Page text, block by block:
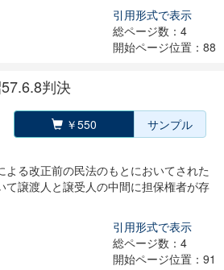
引用形式で表示
総ページ数：4
開始ページ位置：88
判決
￥550 サンプル
よる改正前の民法のもとにおいてされた
て譲渡人と譲受人の中間に担保権者が存
引用形式で表示
総ページ数：4
開始ページ位置：91